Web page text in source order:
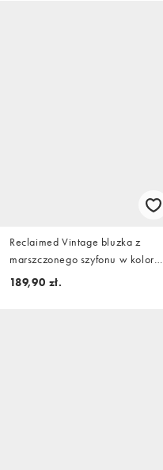
Reclaimed Vintage bluzka z
marszczonego szyfonu w kolorze
czekoladowobrązowym
189,90 zł.